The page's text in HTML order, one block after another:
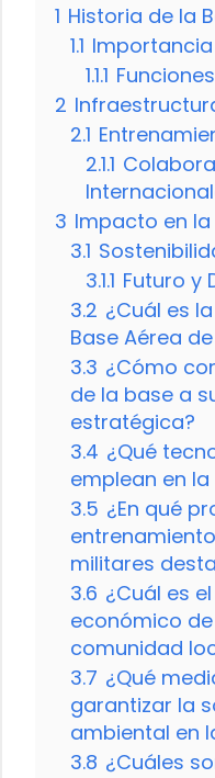
1 Historia de la
1.1
1.1.1
2
2.1
2.1.1
3 Impacto en
3.1
3.1.1 Futuro y
3.2 ¿Cuál es
Base Aérea
3.3 ¿Cómo
de la base a
estratégica?
3.4 ¿Qué
emplean en la
3.5 ¿En qué
militares
3.6 ¿Cuál es
económico
comunidad
3.7 ¿Qué
garantizar la
ambiental en
3.8 ¿Cuáles